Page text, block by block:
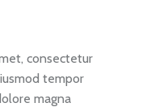
consectetur
tempor
magna